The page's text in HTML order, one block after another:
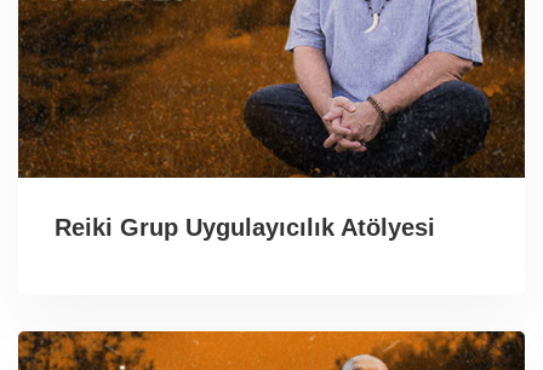
Reiki Grup Uygulayıcılık Atölyesi